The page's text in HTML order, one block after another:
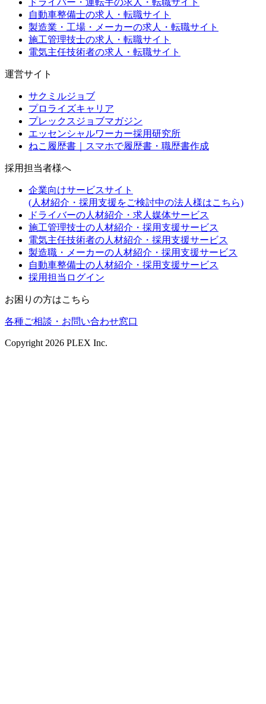
自動車整備士の求人・転職サイト
製造業・工場・メーカーの求人・転職サイト
施工管理技士の求人・転職サイト
電気主任技術者の求人・転職サイト
運営サイト
サクミルジョブ
プロライズキャリア
プレックスジョブマガジン
エッセンシャルワーカー採用研究所
ねこ履歴書｜スマホで履歴書・職歴書作成
採用担当者様へ
企業向けサービスサイト
(人材紹介・採用支援をご検討中の法人様はこちら)
ドライバーの人材紹介・求人媒体サービス
施工管理技士の人材紹介・採用支援サービス
電気主任技術者の人材紹介・採用支援サービス
製造職・メーカーの人材紹介・採用支援サービス
自動車整備士の人材紹介・採用支援サービス
採用担当ログイン
お困りの方はこちら
各種ご相談・お問い合わせ窓口
Copyright 2026 PLEX Inc.